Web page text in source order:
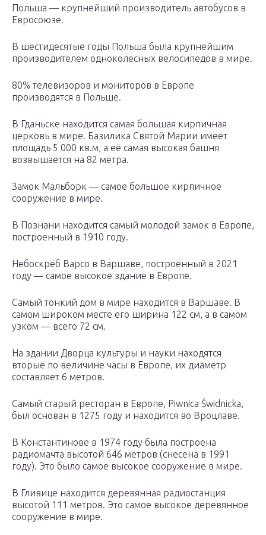
Польша — крупнейший производитель автобусов в
Евросоюзе.
В шестидесятые годы Польша была крупнейшим
производителем одноколесных велосипедов в мире.
80% телевизоров и мониторов в Европе
производятся в Польше.
В Гданьске находится самая большая кирпичная
церковь в мире. Базилика Святой Марии имеет
площадь 5 000 кв.м, а её самая высокая башня
возвышается на 82 метра.
Замок Мальборк — самое большое кирпичное
сооружение в мире.
В Познани находится самый молодой замок в Европе,
построенный в 1910 году.
Небоскрёб Варсо в Варшаве, построенный в 2021
году — самое высокое здание в Европе.
Самый тонкий дом в мире находится в Варшаве. В
самом широком месте его ширина 122 см, а в самом
узком — всего 72 см.
На здании Дворца культуры и науки находятся
вторые по величине часы в Европе, их диаметр
составляет 6 метров.
Самый старый ресторан в Европе, Piwnica Świdnicka,
был основан в 1275 году и находится во Вроцлаве.
В Константинове в 1974 году была построена
радиомачта высотой 646 метров (снесена в 1991
году). Это было самое высокое сооружение в мире.
В Гливице находится деревянная радиостанция
высотой 111 метров. Это самое высокое деревянное
сооружение в мире.